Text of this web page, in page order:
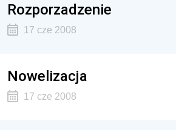
Rozporzadzenie
17 cze 2008
Nowelizacja
17 cze 2008